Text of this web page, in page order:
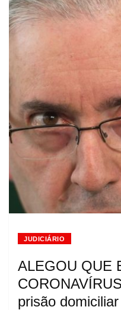
JUDICIÁRIO
ALEGOU QUE
prisão